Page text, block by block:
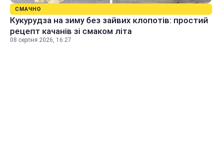
СМАЧНО
Кукурудза на зиму без зайвих клопотів: простий
рецепт качанів зі смаком літа
08 серпня 2026, 16:27